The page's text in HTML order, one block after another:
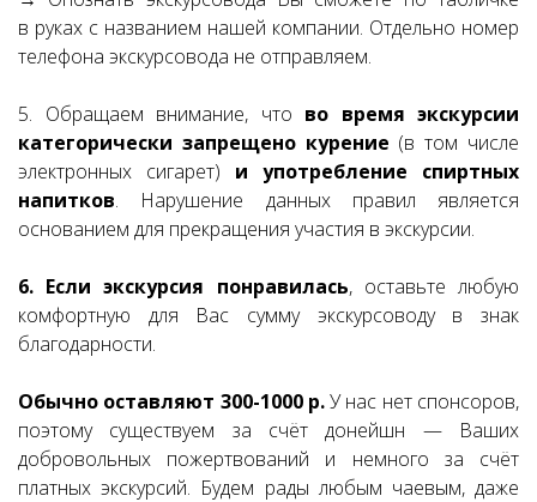
в руках с названием нашей компании. Отдельно номер
телефона экскурсовода не отправляем.
5. Обращаем внимание, что во время экскурсии
категорически запрещено курение (в том числе
электронных сигарет) и употребление спиртных
напитков. Нарушение данных правил является
основанием для прекращения участия в экскурсии.
6. Если экскурсия понравилась, оставьте любую
комфортную для Вас сумму экскурсоводу в знак
благодарности.
Обычно оставляют 300-1000 р.У нас нет спонсоров,
поэтому существуем за счёт донейшн — Ваших
добровольных пожертвований и немного за счёт
платных экскурсий. Будем рады любым чаевым, даже